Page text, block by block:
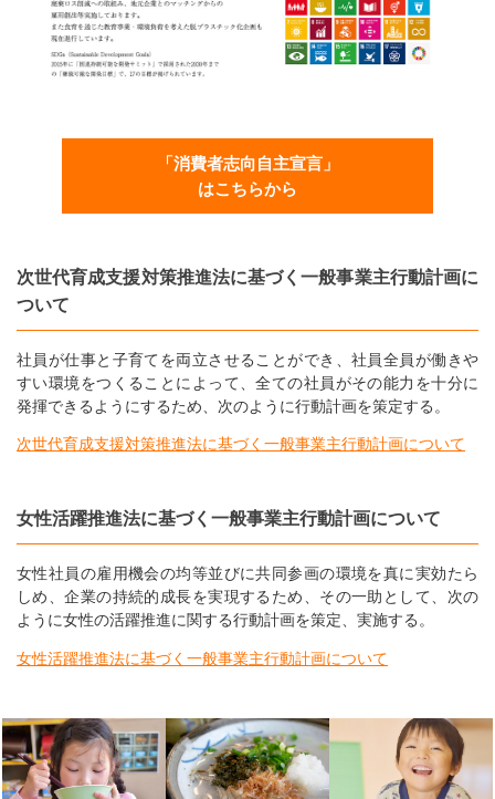
「消費者志向自主宣言」
はこちらから
次世代育成支援対策推進法に基づく一般事業主行動計画に
ついて
社員が仕事と子育てを両立させることができ、社員全員が働きや
すい環境をつくることによって、全ての社員がその能力を十分に
発揮できるようにするため、次のように行動計画を策定する。
次世代育成支援対策推進法に基づく一般事業主行動計画について
女性活躍推進法に基づく一般事業主行動計画について
女性社員の雇用機会の均等並びに共同参画の環境を真に実効たら
しめ、企業の持続的成長を実現するため、その一助として、次の
ように女性の活躍推進に関する行動計画を策定、実施する。
女性活躍推進法に基づく一般事業主行動計画について